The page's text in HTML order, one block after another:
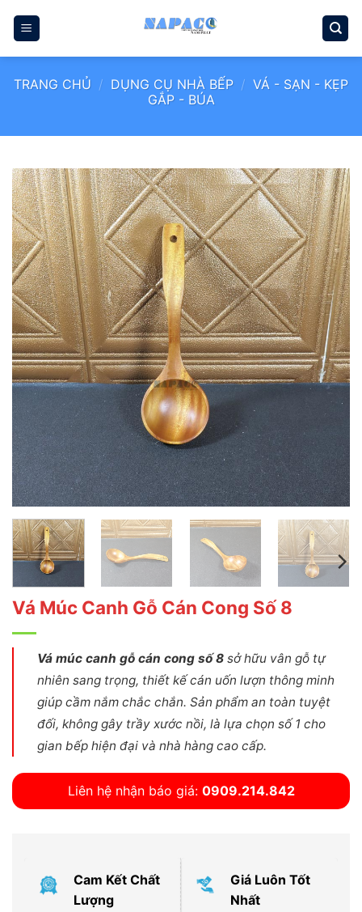
qua
TRANG CHỦ / DỤNG CỤ NHÀ BẾP / VÁ - SẠN - KẸP
GẮP - BÚA
Vá Múc Canh Gỗ Cán Cong Số 8
Vá múc canh gỗ cán cong số 8sở hữu vân gỗ tự
nhiên sang trọng, thiết kế cán uốn lượn thông minh
giúp cầm nắm chắc chắn. Sản phẩm an toàn tuyệt
đối, không gây trầy xước nồi, là lựa chọn số 1 cho
gian bếp hiện đại và nhà hàng cao cấp.
Liên hệ nhận báo giá: 0909.214.842
Cam Kết Chất
Lượng
Giá Luôn Tốt
Nhất